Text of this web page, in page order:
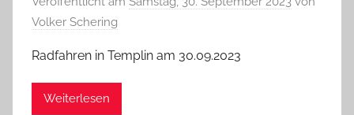
Volker Schering
Radfahren in Templin am 30.09.2023
Weiterlesen